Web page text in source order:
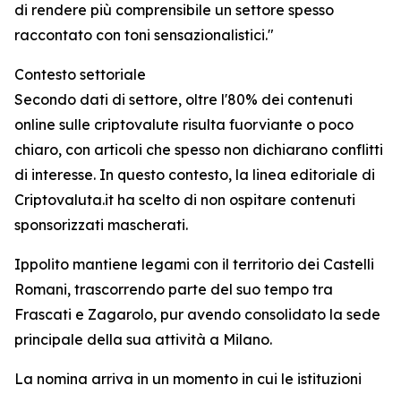
di rendere più comprensibile un settore spesso
raccontato con toni sensazionalistici."
Contesto settoriale
Secondo dati di settore, oltre l'80% dei contenuti
online sulle criptovalute risulta fuorviante o poco
chiaro, con articoli che spesso non dichiarano conflitti
di interesse. In questo contesto, la linea editoriale di
Criptovaluta.it ha scelto di non ospitare contenuti
sponsorizzati mascherati.
Ippolito mantiene legami con il territorio dei Castelli
Romani, trascorrendo parte del suo tempo tra
Frascati e Zagarolo, pur avendo consolidato la sede
principale della sua attività a Milano.
La nomina arriva in un momento in cui le istituzioni